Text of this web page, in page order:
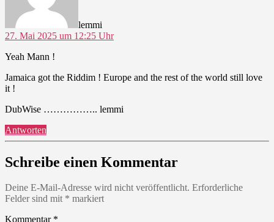
lemmi
27. Mai 2025 um 12:25 Uhr
Yeah Mann !
Jamaica got the Riddim ! Europe and the rest of the world still love
it !
DubWise …………….. lemmi
Antworten
Schreibe einen Kommentar
Deine E-Mail-Adresse wird nicht veröffentlicht. Erforderliche
Felder sind mit * markiert
Kommentar *